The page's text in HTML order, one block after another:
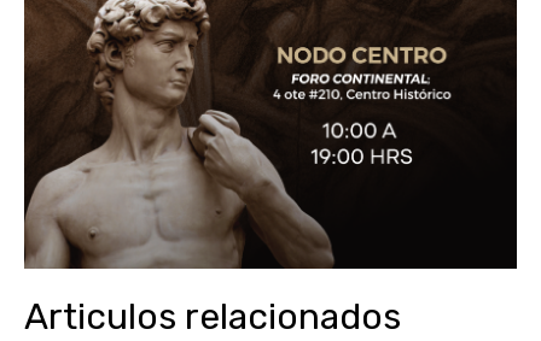
Articulos relacionados